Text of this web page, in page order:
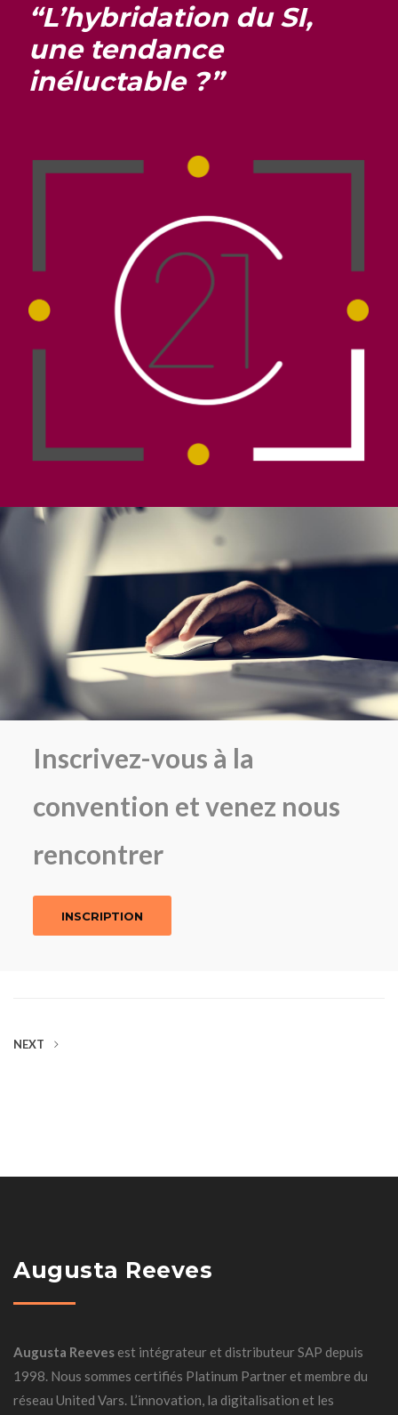
“L’hybridation du SI,
une tendance
inéluctable ?”
Inscrivez-vous à la
convention et venez nous
rencontrer
INSCRIPTION
NEXT
Augusta Reeves
Augusta Reeves est intégrateur et distributeur SAP depuis
1998. Nous sommes certifiés Platinum Partner et membre du
réseau United Vars. L’innovation, la digitalisation et les